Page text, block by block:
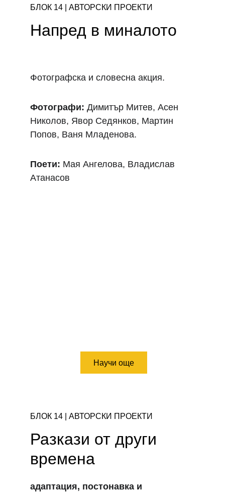
БЛОК 14 | АВТОРСКИ ПРОЕКТИ
Напред в миналото
Фотографска и словесна акция.
Фотографи: Димитър Митев, Асен
Николов, Явор Седянков, Мартин
Попов, Ваня Младенова.
Поети: Мая Ангелова, Владислав
Атанасов
Научи още
БЛОК 14 | АВТОРСКИ ПРОЕКТИ
Разкази от други
времена
адаптация, постонавка и